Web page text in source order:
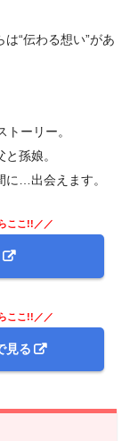
“伝わる想い”があ
ーリー。
孫娘。
に…出会えます。
ここ!!／／
ここ!!／／
見る